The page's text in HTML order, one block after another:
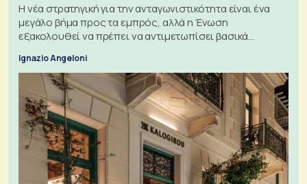
Η νέα στρατηγική για την ανταγωνιστικότητα είναι ένα
μεγάλο βήμα προς τα εμπρός, αλλά η Ένωση
εξακολουθεί να πρέπει να αντιμετωπίσει βασικά
Ignazio Angeloni